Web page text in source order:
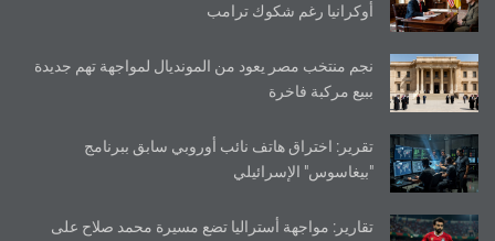
أوكرانيا رغم شكوك ترامب
نجم منتخب مصر يعود من المونديال لمواجهة تهم جديدة
ببيع مركبة فاخرة
تقرير: اختراق هاتف نائب أوروبي سابق ببرنامج
"بيغاسوس" الإسرائيلي
تقارير: مواجهة أستراليا تضع مسيرة محمد صلاح على